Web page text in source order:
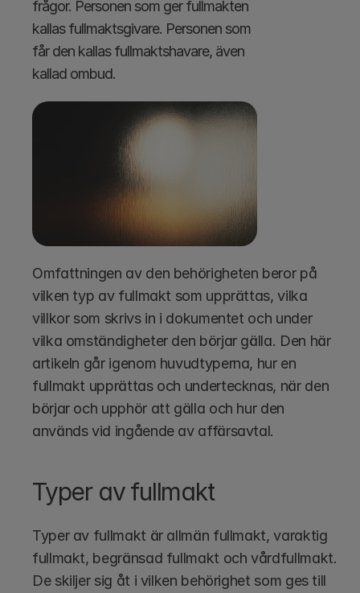
frågor. Personen som ger fullmakten
kallas fullmaktsgivare. Personen som
får den kallas fullmaktshavare, även
kallad ombud.
Omfattningen av den behörigheten beror på
vilken typ av fullmakt som upprättas, vilka
villkor som skrivs in i dokumentet och under
vilka omständigheter den börjar gälla. Den här
artikeln går igenom huvudtyperna, hur en
fullmakt upprättas och undertecknas, när den
börjar och upphör att gälla och hur den
används vid ingående av affärsavtal.
Typer av fullmakt
Typer av fullmakt är allmän fullmakt, varaktig
fullmakt, begränsad fullmakt och vårdfullmakt.
De skiljer sig åt i vilken behörighet som ges till